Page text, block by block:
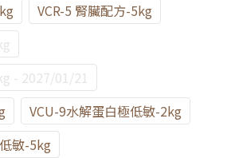
VCR-5 腎臟配方-5kg
- 2027/01/21
VCU-9水解蛋白極低敏-2kg
敏-5kg